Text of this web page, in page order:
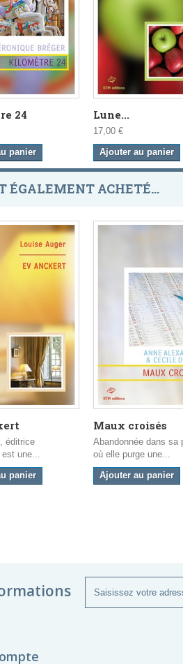
24
panier
Lune...
17,00 €
Ajouter au panier
ÉGALEMENT ACHETÉ...
éditrice
est une...
panier
Maux croisés
Abandonnée dans sa
où elle purge une...
Ajouter au panier